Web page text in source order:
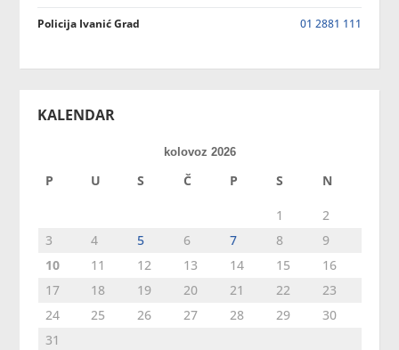
Policija Ivanić Grad 01 2881 111
KALENDAR
kolovoz 2026
P U S Č P S N
1
2
3
4 5 6 7 8
9
10
11 12 13 14 15
16
17
18 19 20 21 22
23
24
25 26 27 28 29
30
31